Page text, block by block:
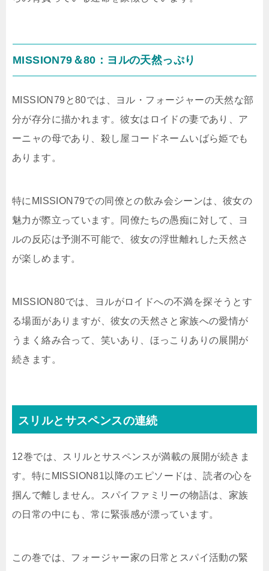
MISSION79＆80：ヨルの天然っぷり
MISSION79と80では、ヨル・フォージャーの天然な部
分が存分に描かれます。彼女はロイドの妻であり、ア
ーニャの母であり、殺し屋コードネームいばら姫でも
あります。
特にMISSION79での同僚との飲み会シーンは、彼女の
魅力が際立っています。同僚たちの愚痴に対して、ヨ
ルの反応は予測不可能で、彼女の浮世離れした天然さ
が楽しめます。
MISSION80では、ヨルがロイドへの不満を探そうとす
る場面がありますが、彼女の天然さと家族への愛情が
うまく絡み合って、笑いあり、ほっこりありの展開が
続きます。
スリルとサスペンスの連続
12巻では、スリルとサスペンスが満載の展開が続きま
す。特にMISSION81以降のエピソードは、読者の心を
掴んで離しません。スパイファミリーの物語は、家族
の日常の中にも、常に緊張感が漂っています。
この巻では、フォージャー家の日常とスパイ活動の緊